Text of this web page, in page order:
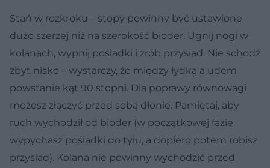
Stań w rozkroku – stopy powinny być ustawione
dużo szerzej niż na szerokość bioder. Ugnij nogi w
kolanach, wypnij pośladki i zrób przysiad. Nie schodź
zbyt nisko – wystarczy, że między łydką a udem
powstanie kąt 90 stopni. Dla poprawy równowagi
możesz złączyć przed sobą dłonie. Pamiętaj, aby
ruch wychodził od bioder (w początkowej fazie
wypychasz pośladki do tyłu, a dopiero potem robisz
przysiad). Kolana nie powinny wychodzić przed